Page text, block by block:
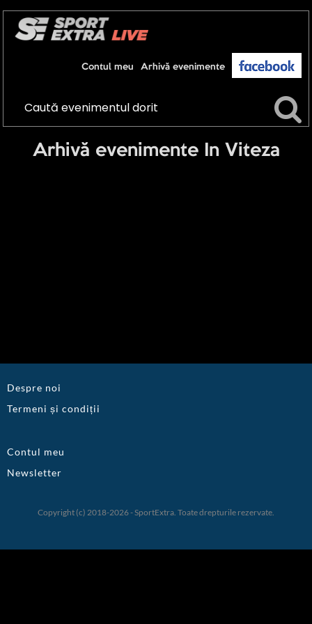
Arhivă evenimente
Contul meu
Arhivă evenimente In Viteza
Despre noi
Termeni și condiții
Contul meu
Newsletter
Copyright (c) 2018-2026 - SportExtra. Toate drepturile rezervate.